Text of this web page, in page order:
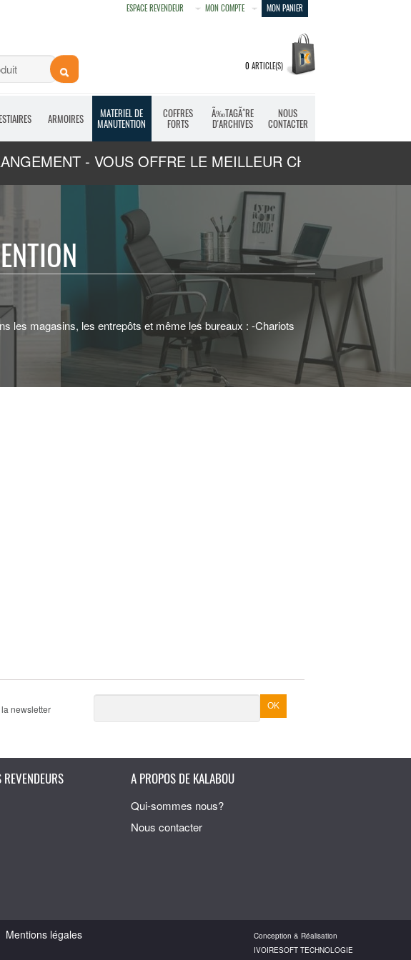
ESPACE REVENDEUR MON COMPTE MON PANIER
0 ARTICLE(S)
ARMOIRES MATERIEL DE
MANUTENTION
COFFRES
FORTS
Ã‰TAGÃˆRE
D'ARCHIVES
NOUS
CONTACTER
- VOUS OFFRE LE MEILLEUR CHOIX QUALITE
les magasins, les entrepôts et même les bureaux : -Chariots
newsletter
A PROPOS DE KALABOU
Qui-sommes nous?
Nous contacter
Mentions légales
Conception & Réalisation
IVOIRESOFT TECHNOLOGIE